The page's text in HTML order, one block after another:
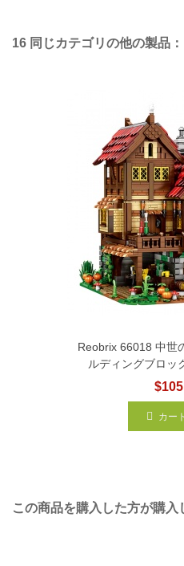
16 同じカテゴリの他の製品：
Reobrix 66018 中世
ルディングブロッ
カー
この商品を購入した方が購入